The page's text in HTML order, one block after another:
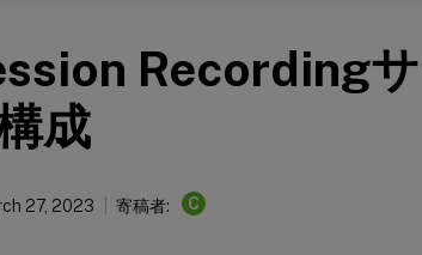
Recording
成
27, 2023 寄稿者: C